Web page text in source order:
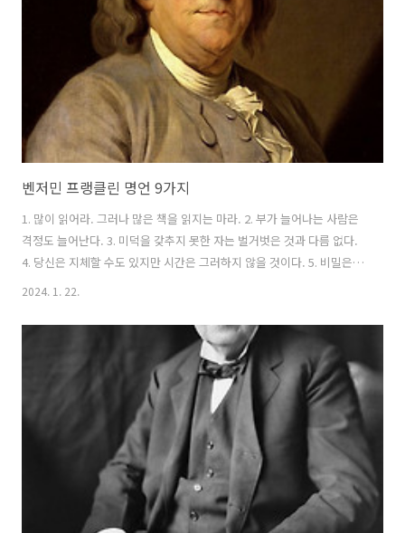
다. 10. 용감한 자가 자유롭다. https://youtube.com/shorts/82-
lXH3-dJU?featur..
벤저민 프랭클린 명언 9가지
1. 많이 읽어라. 그러나 많은 책을 읽지는 마라. 2. 부가 늘어나는 사람은
격정도 늘어난다. 3. 미덕을 갖추지 못한 자는 벌거벗은 것과 다름 없다.
4. 당신은 지체할 수도 있지만 시간은 그러하지 않을 것이다. 5. 비밀은
셋 중 둘이 죽었을 때에만 지킬 수 있다. 6. 사랑 받고 싶다면 사랑하라,
는 대리석에 새기라. 8. 지식에 부자하는 것은 항상 최고의 이자를 지불한
다. 9. 20대에는 의지, 30대에는 기지, 40대에는 판단이 지배한다.
https://youtube.com/shorts/VmP6F4FoZPY?feature=share
2024. 1. 22.